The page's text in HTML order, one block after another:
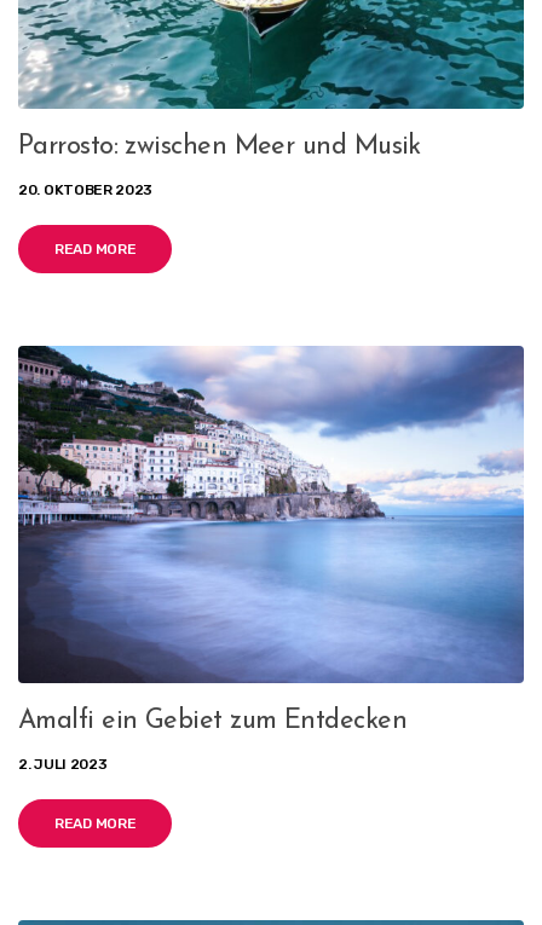
Parrosto: zwischen Meer und Musik
20. OKTOBER 2023
READ MORE
Amalfi ein Gebiet zum Entdecken
2. JULI 2023
READ MORE